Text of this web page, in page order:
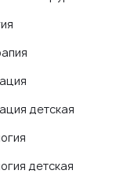
детская
детская